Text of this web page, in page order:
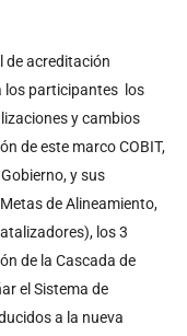
de acreditación
los participantes los
y cambios
de este marco COBIT,
y sus
de Alineamiento,
los 3
de la Cascada de
el Sistema de
a la nueva